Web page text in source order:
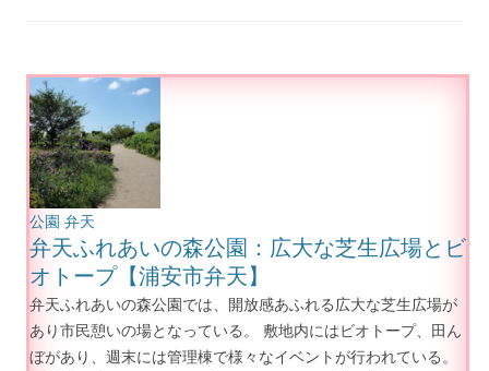
公園 弁天
弁天ふれあいの森公園：広大な芝生広場とビ
オトープ【浦安市弁天】
弁天ふれあいの森公園では、開放感あふれる広大な芝生広場が
あり市民憩いの場となっている。 敷地内にはビオトープ、田ん
ぼがあり、週末には管理棟で様々なイベントが行われている。